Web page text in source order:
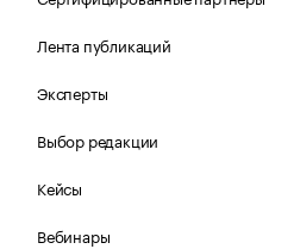
Лента публикаций
Эксперты
Выбор редакции
Кейсы
Вебинары